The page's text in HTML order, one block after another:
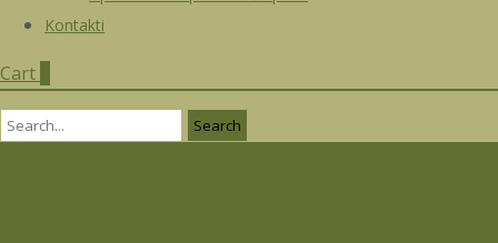
Kontakti
Cart
Search